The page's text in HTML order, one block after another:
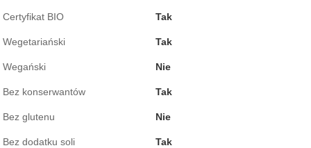
Certyfikat BIO Tak
Wegetariański Tak
Wegański Nie
Bez konserwantów Tak
Bez glutenu Nie
Bez dodatku soli Tak